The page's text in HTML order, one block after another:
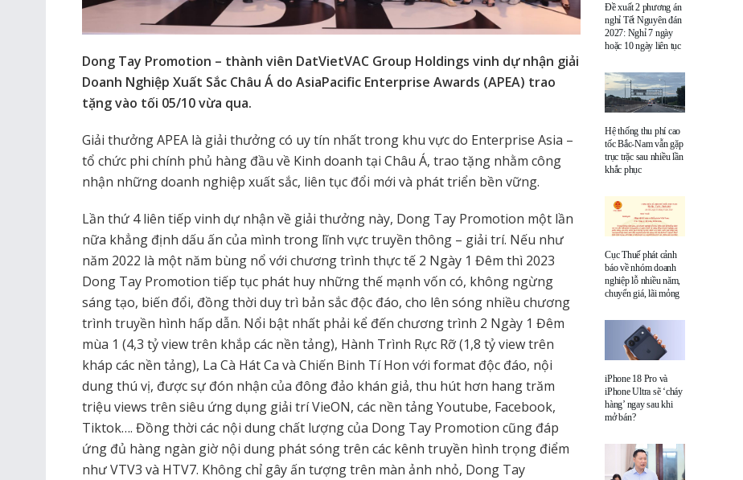
Dong Tay Promotion – thành viên DatVietVAC Group Holdings vinh dự nhận giải
Doanh Nghiệp Xuất Sắc Châu Á do AsiaPacific Enterprise Awards (APEA) trao
tặng vào tối 05/10 vừa qua.
Giải thưởng APEA là giải thưởng có uy tín nhất trong khu vực do Enterprise Asia –
tổ chức phi chính phủ hàng đầu về Kinh doanh tại Châu Á, trao tặng nhằm công
nhận những doanh nghiệp xuất sắc, liên tục đổi mới và phát triển bền vững.
Lần thứ 4 liên tiếp vinh dự nhận về giải thưởng này, Dong Tay Promotion một lần
nữa khẳng định dấu ấn của mình trong lĩnh vực truyền thông – giải trí. Nếu như
năm 2022 là một năm bùng nổ với chương trình thực tế 2 Ngày 1 Đêm thì 2023
Dong Tay Promotion tiếp tục phát huy những thế mạnh vốn có, không ngừng
sáng tạo, biến đổi, đồng thời duy trì bản sắc độc đáo, cho lên sóng nhiều chương
trình truyền hình hấp dẫn. Nổi bật nhất phải kể đến chương trình 2 Ngày 1 Đêm
mùa 1 (4,3 tỷ view trên khắp các nền tảng), Hành Trình Rực Rỡ (1,8 tỷ view trên
kháp các nền tảng), La Cà Hát Ca và Chiến Binh Tí Hon với format độc đáo, nội
dung thú vị, được sự đón nhận của đông đảo khán giả, thu hút hơn hang trăm
triệu views trên siêu ứng dụng giải trí VieON, các nền tảng Youtube, Facebook,
Tiktok…. Đồng thời các nội dung chất lượng của Dong Tay Promotion cũng đáp
ứng đủ hàng ngàn giờ nội dung phát sóng trên các kênh truyền hình trọng điểm
như VTV3 và HTV7. Không chỉ gây ấn tượng trên màn ảnh nhỏ, Dong Tay
Đề xuất 2 phương án
nghỉ Tết Nguyên đán
2027: Nghỉ 7 ngày
hoặc 10 ngày liên tục
Hệ thống thu phí cao
tốc Bắc-Nam vẫn gặp
trục trặc sau nhiều lần
khắc phục
Cục Thuế phát cảnh
báo về nhóm doanh
nghiệp lỗ nhiều năm,
chuyển giá, lãi mỏng
iPhone 18 Pro và
iPhone Ultra sẽ ‘cháy
hàng’ ngay sau khi
mở bán?